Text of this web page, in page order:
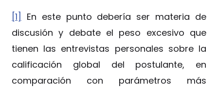
[1]
En este punto debería ser materia de
discusión y debate el peso excesivo que
tienen las entrevistas personales sobre la
calificación global del postulante, en
comparación con parámetros más